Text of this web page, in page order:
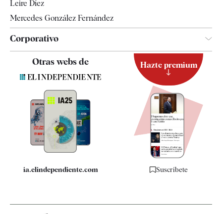
Leire Díez
Mercedes González Fernández
Corporativo
Contacto
Quiénes somos
Especificaciones
Otras webs de
ia.elindependiente.com
Hazte premium
Suscríbete